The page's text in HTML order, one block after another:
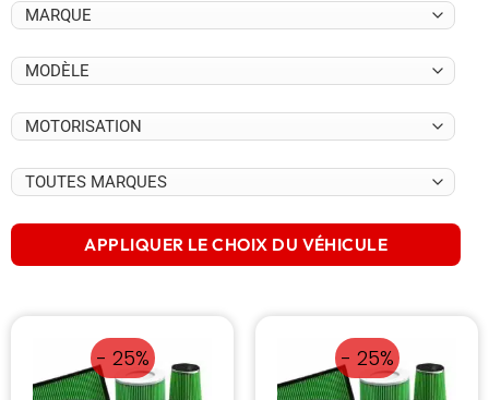
APPLIQUER LE CHOIX DU VÉHICULE
- 25% - 25%